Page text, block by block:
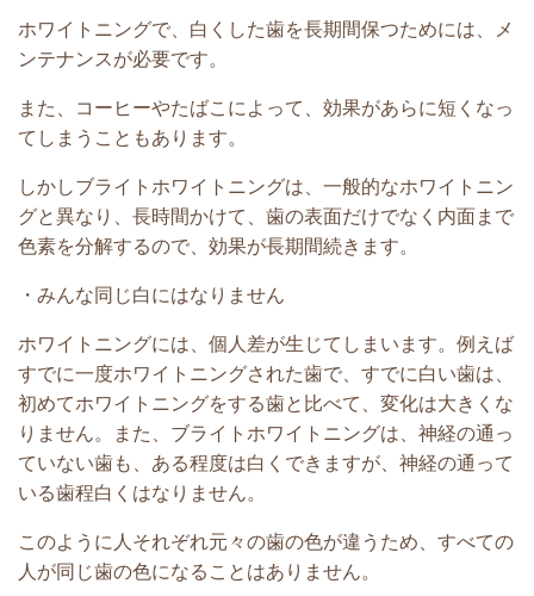
ホワイトニングで、白くした歯を長期間保つためには、メ
ンテナンスが必要です。
また、コーヒーやたばこによって、効果があらに短くなっ
てしまうこともあります。
しかしブライトホワイトニングは、一般的なホワイトニン
グと異なり、長時間かけて、歯の表面だけでなく内面まで
色素を分解するので、効果が長期間続きます。
・みんな同じ白にはなりません
ホワイトニングには、個人差が生じてしまいます。例えば
すでに一度ホワイトニングされた歯で、すでに白い歯は、
初めてホワイトニングをする歯と比べて、変化は大きくな
りません。また、ブライトホワイトニングは、神経の通っ
ていない歯も、ある程度は白くできますが、神経の通って
いる歯程白くはなりません。
このように人それぞれ元々の歯の色が違うため、すべての
人が同じ歯の色になることはありません。